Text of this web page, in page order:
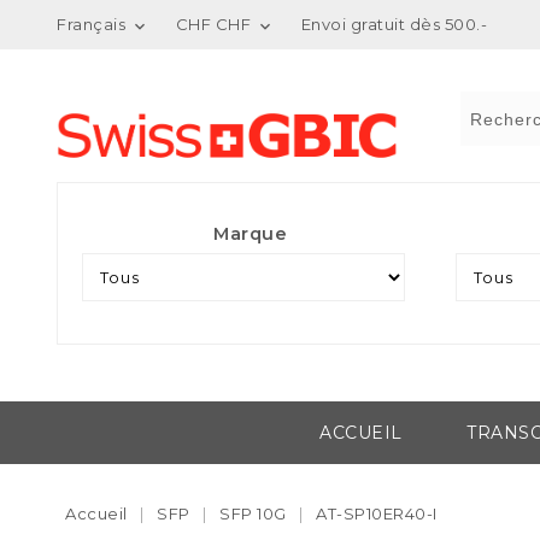
Français  CHF CHF  Envoi gratuit dès 500.-
Marque
ACCUEIL
Accueil SFP SFP 10G AT-SP10ER40-I